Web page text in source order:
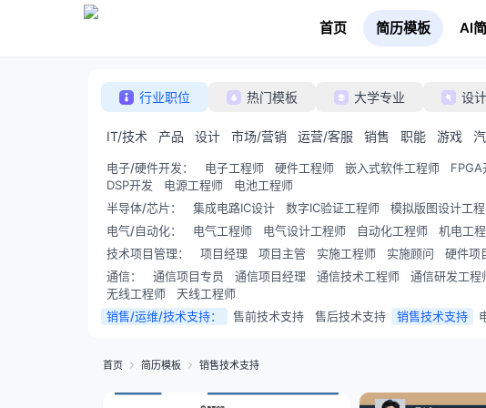
首页 简历模板 AI
行业职位 热门模板 大学专业 设
IT/技术 产品 设计 市场/营销 运营/客服 销售 职能 游戏
电子/硬件开发： 电子工程师 硬件工程师 嵌入式软件工程师 FPGA
DSP开发
电源工程师
电池工程师
半导体/芯片： 集成电路IC设计 数字IC验证工程师 模拟版图设计工
电气/自动化： 电气工程师 电气设计工程师 自动化工程师 机电工
技术项目管理： 项目经理 项目主管 实施工程师 实施顾问 硬件项
通信： 通信项目专员 通信项目经理 通信技术工程师 通信研发工程
无线工程师
天线工程师
销售/运维/技术支持： 售前技术支持 售后技术支持 销售技术支持
首页 简历模板 销售技术支持